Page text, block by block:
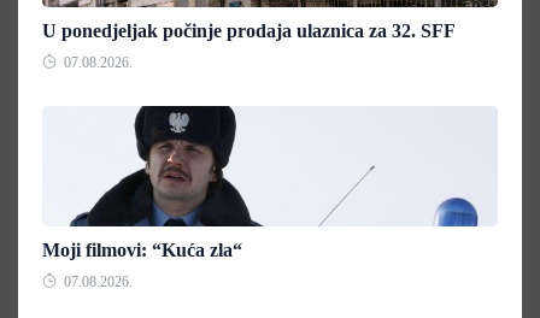
U ponedjeljak počinje prodaja ulaznica za 32. SFF
07.08.2026.
Moji filmovi: “Kuća zla“
07.08.2026.